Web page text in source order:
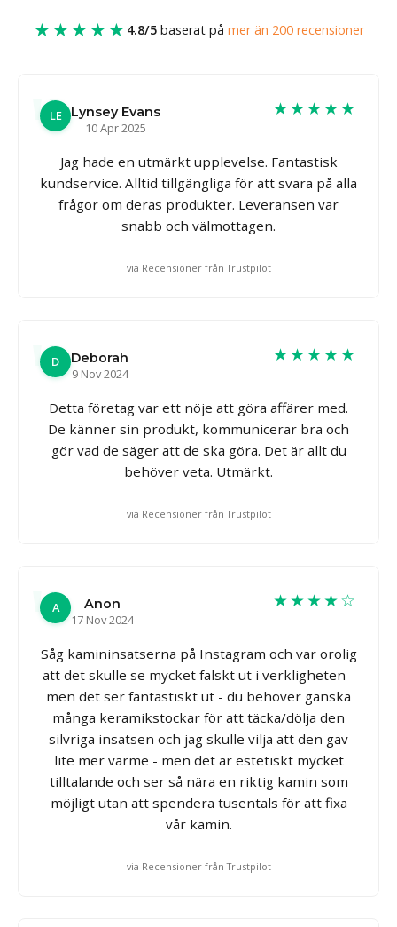
★★★★★ 4.8/5baserat på mer än 200 recensioner
LE
Lynsey Evans
10 Apr 2025
★★★★★
Jag hade en utmärkt upplevelse. Fantastisk
kundservice. Alltid tillgängliga för att svara på alla
frågor om deras produkter. Leveransen var
snabb och välmottagen.
via Recensioner från Trustpilot
D
Deborah
9 Nov 2024
★★★★★
Detta företag var ett nöje att göra affärer med.
De känner sin produkt, kommunicerar bra och
gör vad de säger att de ska göra. Det är allt du
behöver veta. Utmärkt.
via Recensioner från Trustpilot
A
Anon
17 Nov 2024
★★★★☆
Såg kamininsatserna på Instagram och var orolig
att det skulle se mycket falskt ut i verkligheten -
men det ser fantastiskt ut - du behöver ganska
många keramikstockar för att täcka/dölja den
silvriga insatsen och jag skulle vilja att den gav
lite mer värme - men det är estetiskt mycket
tilltalande och ser så nära en riktig kamin som
möjligt utan att spendera tusentals för att fixa
vår kamin.
via Recensioner från Trustpilot